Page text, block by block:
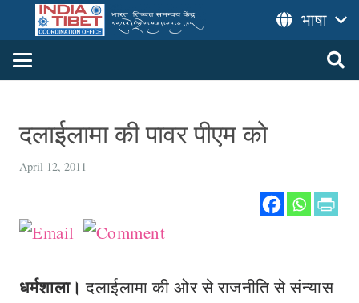
भाषा
दलाईलामा की पावर पीएम को
April 12, 2011
धर्मशाला। दलाईलामा की ओर से राजनीति से संन्यास